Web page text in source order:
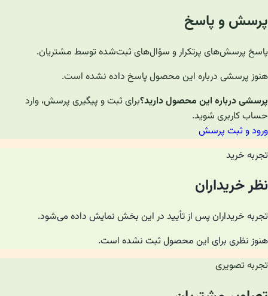
پرسش و پاسخ
پاسخ پرسش‌های پرتکرار و سؤال‌های ثبت‌شده توسط مشتریان.
هنوز پرسشی درباره این محصول پاسخ داده نشده است.
پرسشی درباره این محصول دارید؟برای ثبت و پیگیری پرسش، وارد
حساب کاربری شوید.
ورود و ثبت پرسش
تجربه خرید
نظر خریداران
تجربه خریداران پس از تأیید در این بخش نمایش داده می‌شود.
هنوز نظری برای این محصول ثبت نشده است.
تجربه تصویری